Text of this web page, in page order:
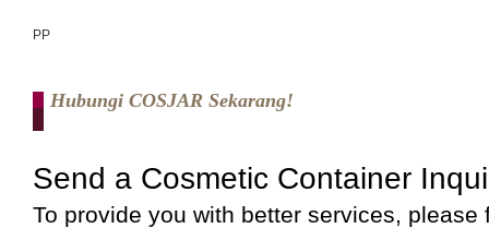
PP
Hubungi COSJAR Sekarang!